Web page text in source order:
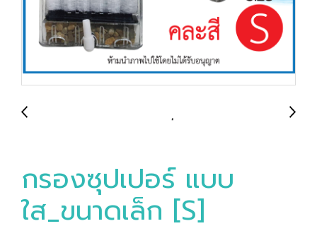
กรองซุปเปอร์ แบบ
ใส_ขนาดเล็ก [S]